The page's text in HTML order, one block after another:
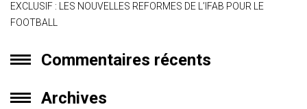
EXCLUSIF : LES NOUVELLES REFORMES DE L’IFAB POUR LE
FOOTBALL
Commentaires récents
Archives